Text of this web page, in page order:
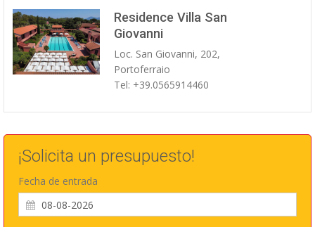
Residence Villa San
Giovanni
Loc. San Giovanni, 202,
Portoferraio
Tel: +39.0565914460
¡Solicita un presupuesto!
Fecha de entrada